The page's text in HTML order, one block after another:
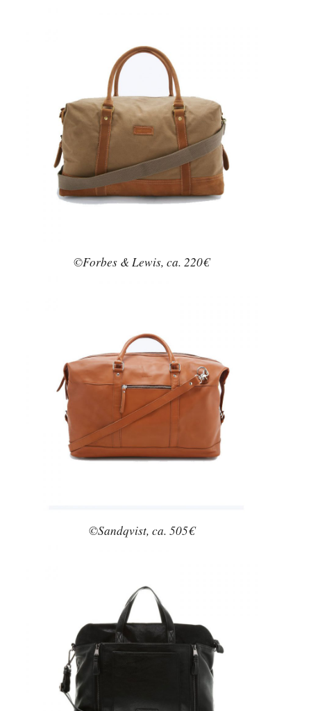
©Forbes & Lewis, ca. 220€
©Sandqvist, ca. 505€